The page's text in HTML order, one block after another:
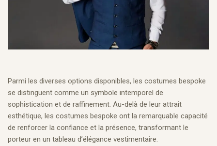
Parmi les diverses options disponibles, les costumes bespoke
se distinguent comme un symbole intemporel de
sophistication et de raffinement. Au-delà de leur attrait
esthétique, les costumes bespoke ont la remarquable capacité
de renforcer la confiance et la présence, transformant le
porteur en un tableau d’élégance vestimentaire.